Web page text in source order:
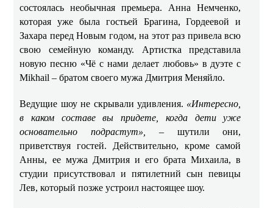
состоялась необычная премьера. Анна Немченко,
которая уже была гостьей Брагина, Гордеевой и
Захара перед Новым годом, на этот раз привела всю
свою семейную команду. Артистка представила
новую песню «Чё с нами делает любовь» в дуэте с
Mikhail – братом своего мужа Дмитрия Меняйло.
Ведущие шоу не скрывали удивления. «Интересно,
в каком составе вы придете, когда дети уже
основательно подрастут», – шутили они,
приветствуя гостей. Действительно, кроме самой
Анны, ее мужа Дмитрия и его брата Михаила, в
студии присутствовал и пятилетний сын певицы
Лев, который позже устроил настоящее шоу.